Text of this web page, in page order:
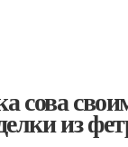
сова
из